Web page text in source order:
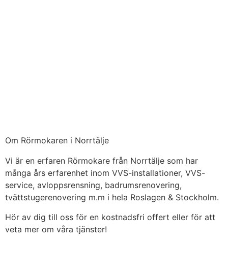
Om Rörmokaren i Norrtälje
Vi är en erfaren Rörmokare från Norrtälje som har
många års erfarenhet inom VVS-installationer, VVS-
service, avloppsrensning, badrumsrenovering,
tvättstugerenovering m.m i hela Roslagen & Stockholm.
Hör av dig till oss för en kostnadsfri offert eller för att
veta mer om våra tjänster!